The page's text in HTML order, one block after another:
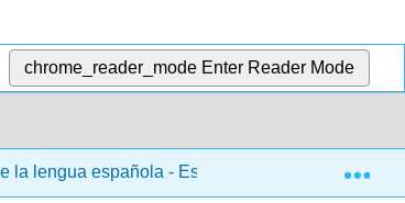
chrome_reader_mode Enter Reader Mode
la lengua española - Español 103 4: